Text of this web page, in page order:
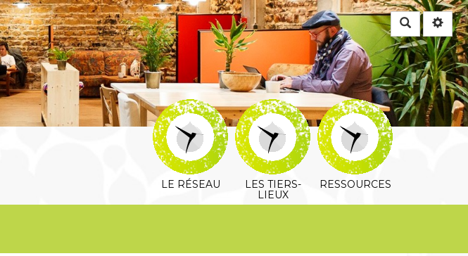
Rechercher
LE RÉSEAU
LES TIERS-
LIEUX
RESSOURCES